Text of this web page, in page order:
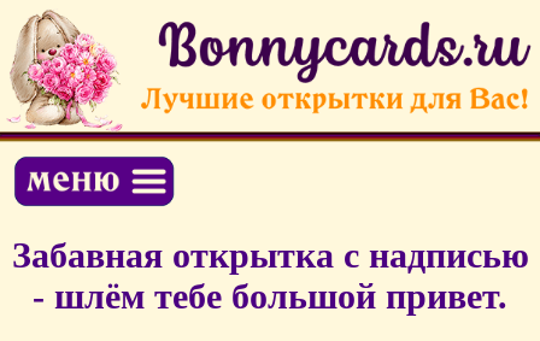
Забавная открытка с надписью
- шлём тебе большой привет.